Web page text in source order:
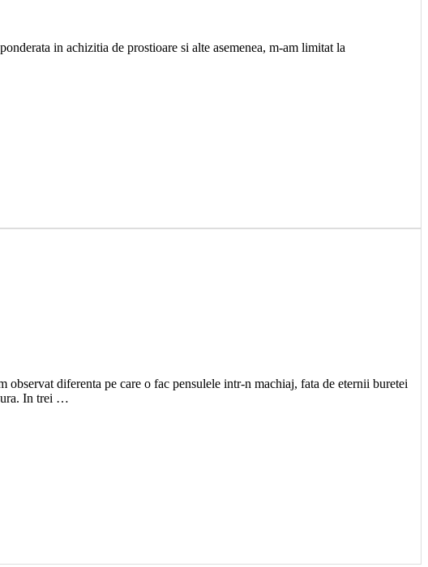
in achizitia de prostioare si alte asemenea, m-am limitat la
diferenta pe care o fac pensulele intr-n machiaj, fata de eternii buretei
In trei …